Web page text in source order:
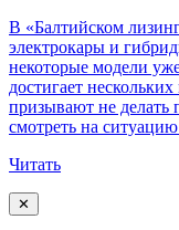
В «Балтийском
электрокары и
некоторые модели
достигает
призывают не делать
смотреть на
Читать
✕